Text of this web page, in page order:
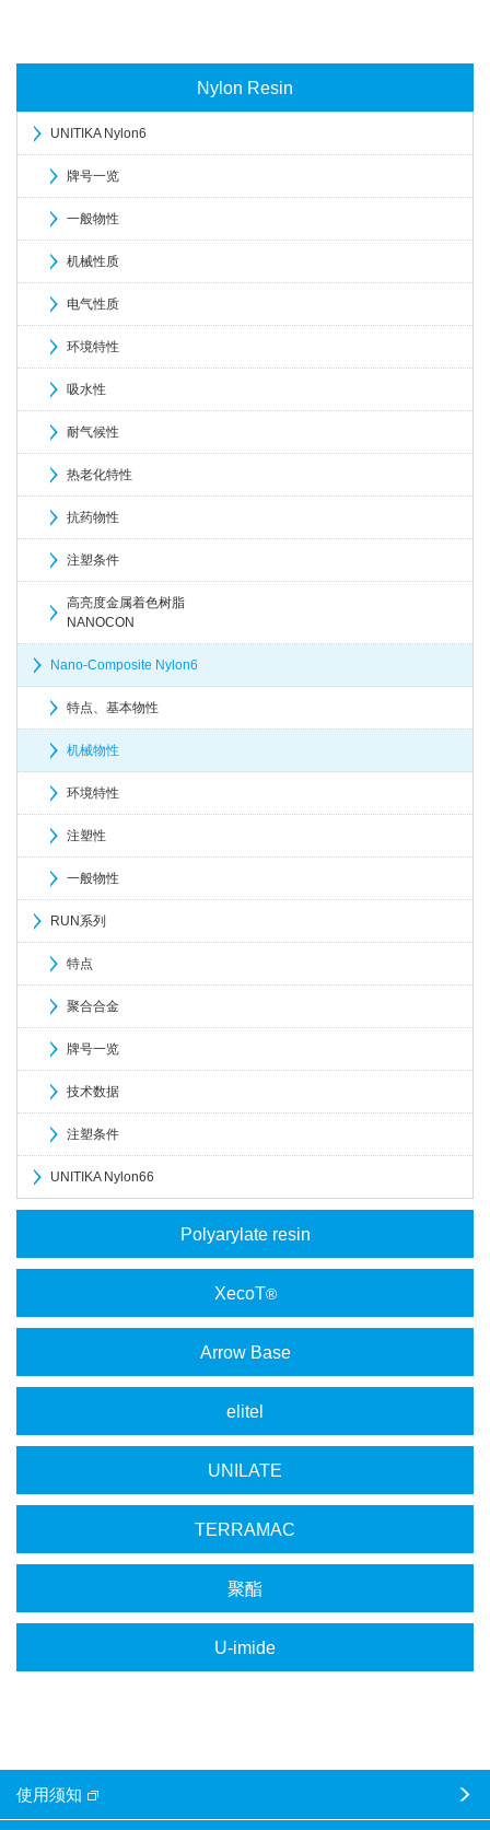
Nylon Resin
UNITIKA Nylon6
牌号一览
一般物性
机械性质
电气性质
环境特性
吸水性
耐气候性
热老化特性
抗药物性
注塑条件
高亮度金属着色树脂
NANOCON
Nano-Composite Nylon6
特点、基本物性
机械物性
环境特性
注塑性
一般物性
RUN系列
特点
聚合合金
牌号一览
技术数据
注塑条件
UNITIKA Nylon66
Polyarylate resin
XecoT®
Arrow Base
elitel
UNILATE
TERRAMAC
聚酯
U-imide
使用须知